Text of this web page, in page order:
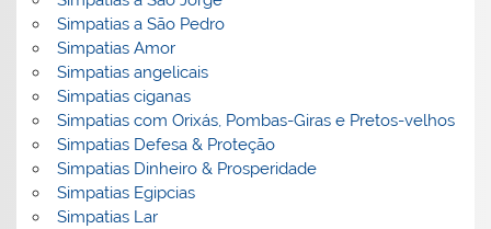
Simpatias a São Pedro
Simpatias Amor
Simpatias angelicais
Simpatias ciganas
Simpatias com Orixás, Pombas-Giras e Pretos-velhos
Simpatias Defesa & Proteção
Simpatias Dinheiro & Prosperidade
Simpatias Egipcias
Simpatias Lar